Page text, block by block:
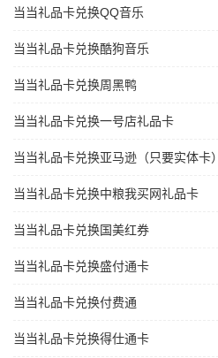
当当礼品卡兑换QQ音乐
当当礼品卡兑换酷狗音乐
当当礼品卡兑换周黑鸭
当当礼品卡兑换一号店礼品卡
当当礼品卡兑换亚马逊（只要实体卡）
当当礼品卡兑换中粮我买网礼品卡
当当礼品卡兑换国美红券
当当礼品卡兑换盛付通卡
当当礼品卡兑换付费通
当当礼品卡兑换得仕通卡